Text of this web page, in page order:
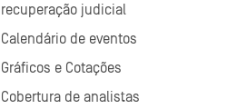
recuperação judicial
Calendário de eventos
Gráficos e Cotações
Cobertura de analistas